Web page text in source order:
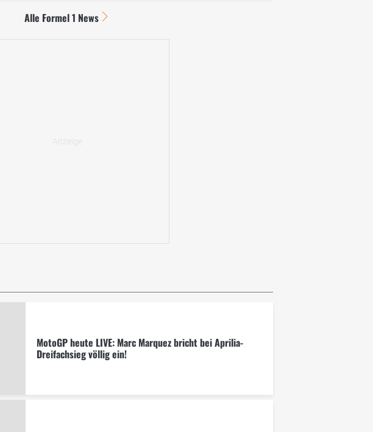
Alle Formel 1 News
MotoGP heute LIVE: Marc Marquez bricht bei Aprilia-
Dreifachsieg völlig ein!